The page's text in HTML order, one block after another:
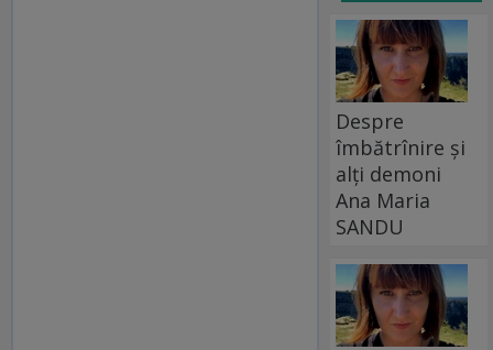
Despre
îmbătrînire și
alți demoni
Ana Maria
SANDU